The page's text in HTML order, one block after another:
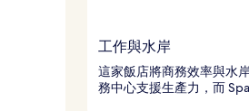
工作與水岸
這家飯店將商務效率與水
務中心支援生產力，而